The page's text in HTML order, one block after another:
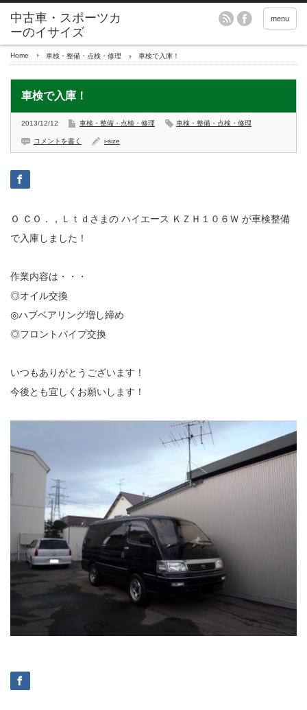
menu
Home 車検・整備・点検・修理 車検で入庫！
車検で入庫！
2013/12/12 車検・整備・点検・修理 車検・整備・点検・修理
コメントを書く i-size
Ｏ ＣＯ．，Ｌｔｄさまの ハイエース ＫＺＨ１０６Ｗ が車検整備
で入庫しました！
作業内容は・・・
◎オイル交換
◎ハブベアリング増し締め
◎フロントパイプ交換
いつもありがとうございます！
今後とも宜しくお願いします！